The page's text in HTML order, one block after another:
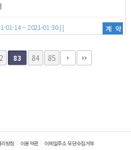
01-14 ~ 2021-01-30 | | 계약
83 84 85
방침 이용약관 이메일주소 무단수집거부